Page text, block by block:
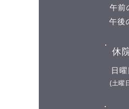
空きが
があり
15:00
休み 8
午後の
す 8月
午
午
休
日
​(土曜